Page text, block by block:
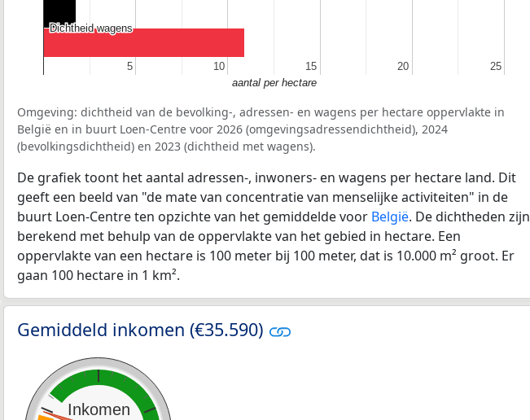
5
5 10
10 15
15 20
20 25
25
Dichtheid wagens
Dichtheid wagens
aantal per hectare
Omgeving: dichtheid van de bevolking-, adressen- en wagens per hectare oppervlakte in
België en in buurt Loen-Centre voor 2026 (omgevingsadressendichtheid), 2024
(bevolkingsdichtheid) en 2023 (dichtheid met wagens).
De grafiek toont het aantal adressen-, inwoners- en wagens per hectare land. Dit
geeft een beeld van "de mate van concentratie van menselijke activiteiten" in de
buurt Loen-Centre ten opzichte van het gemiddelde voor België. De dichtheden zijn
berekend met behulp van de oppervlakte van het gebied in hectare. Een
oppervlakte van een hectare is 100 meter bij 100 meter, dat is 10.000 m² groot. Er
gaan 100 hectare in 1 km².
Gemiddeld inkomen (€35.590)
Inkomen